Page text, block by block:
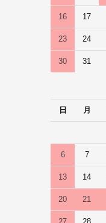
16 17
23 24
30 31
日
月
6 7
13 14
20 21